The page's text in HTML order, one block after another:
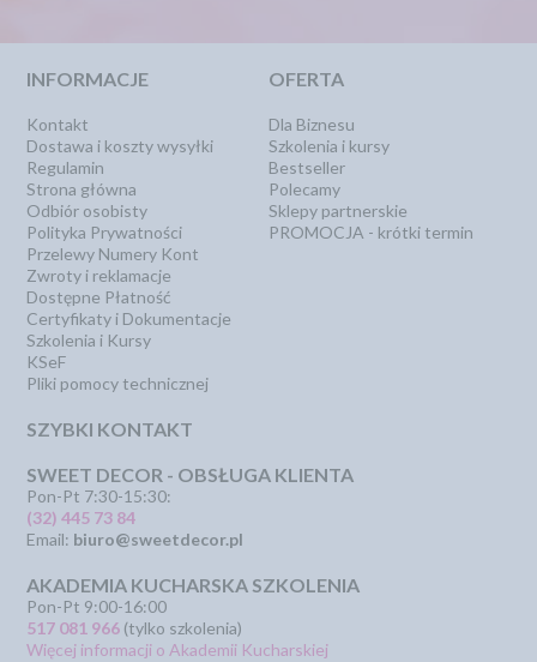
INFORMACJE
Kontakt
Dostawa i koszty wysyłki
Regulamin
Strona główna
Odbiór osobisty
Polityka Prywatności
Przelewy Numery Kont
Zwroty i reklamacje
Dostępne Płatność
Certyfikaty i Dokumentacje
Szkolenia i Kursy
KSeF
Pliki pomocy technicznej
OFERTA
Dla Biznesu
Szkolenia i kursy
Bestseller
Polecamy
Sklepy partnerskie
PROMOCJA - krótki termin
SZYBKI KONTAKT
SWEET DECOR - OBSŁUGA KLIENTA
Pon-Pt 7:30-15:30:
(32) 445 73 84
Email: biuro@sweetdecor.pl
AKADEMIA KUCHARSKA SZKOLENIA
Pon-Pt 9:00-16:00
517 081 966 (tylko szkolenia)
Więcej informacji o Akademii Kucharskiej